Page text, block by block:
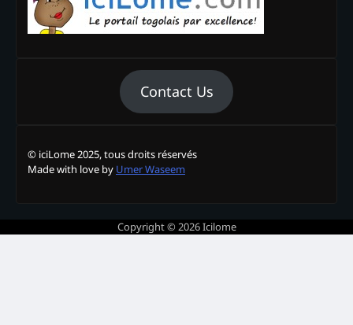
Contact Us
© iciLome 2025, tous droits réservés
Made with love by Umer Waseem
Copyright © 2026Icilome